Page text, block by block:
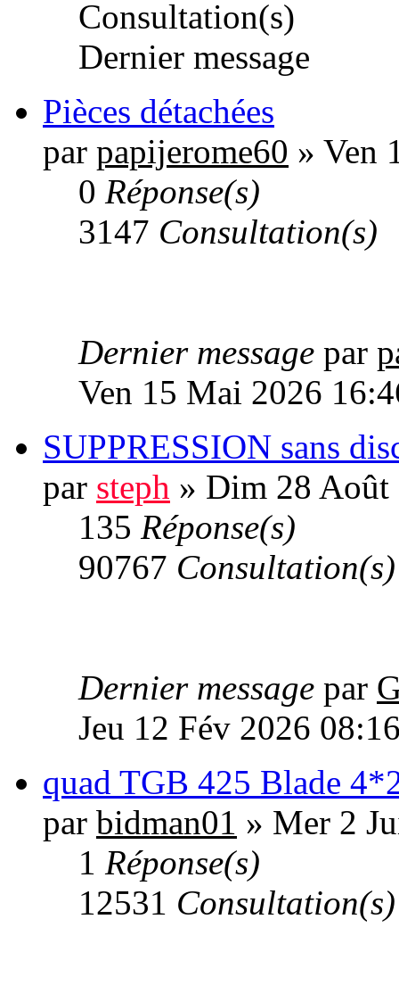
Consultation(s)
Dernier message
Pièces détachées
par papijerome60 » Ven
0 Réponse(s)
3147 Consultation(s)
Dernier message par
Ven 15 Mai 2026
SUPPRESSION sans
par steph » Dim 28 Août
135 Réponse(s)
90767 Consultation(s)
Dernier message par
Jeu 12 Fév 2026
quad TGB 425 Blade
par bidman01 » Mer 2
1 Réponse(s)
12531 Consultation(s)